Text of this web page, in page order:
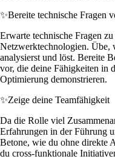
✨Bereite technische Fragen
Erwarte technische Fragen
Netzwerktechnologien. Übe,
analysierst und löst. Bereite
vor, die deine Fähigkeiten in
Optimierung demonstrieren.
✨Zeige deine Teamfähigkeit
Da die Rolle viel
Erfahrungen in der Führung
Betone, wie du ohne direkte
du cross-funktionale